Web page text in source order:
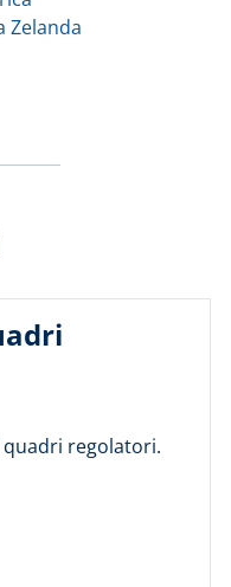
Zelanda
regolatori.